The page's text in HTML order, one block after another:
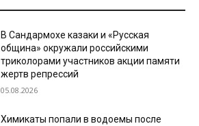
В Сандармохе казаки и «Русская
община» окружали российскими
триколорами участников акции памяти
жертв репрессий
05.08.2026
Химикаты попали в водоемы после